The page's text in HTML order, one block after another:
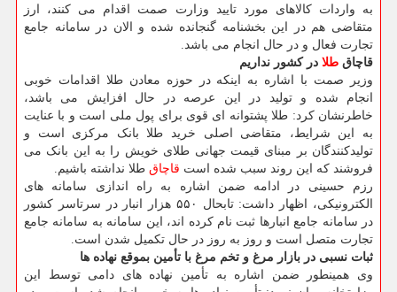
به واردات کالاهای مورد تایید وزارت صمت اقدام می کنند، ارز
متقاضی هم در این بخشنامه گنجانده شده و الان در سامانه جامع
تجارت فعال و در حال انجام می باشد.
قاچاق طلا در کشور نداریم
وزیر صمت با اشاره به اینکه در حوزه معادن طلا اقدامات خوبی
انجام شده و تولید در این عرصه در حال افزایش می باشد،
خاطرنشان کرد: طلا پشتوانه ای قوی برای پول ملی است و با عنایت
به این شرایط، متقاضی اصلی خرید طلا بانک مرکزی است و
تولیدکنندگان بر مبنای قیمت جهانی طلای خویش را به این بانک می
فروشند که این روند سبب شده است قاچاق طلا نداشته باشیم.
رزم حسینی در ادامه ضمن اشاره به راه اندازی سامانه های
الکترونیکی، اظهار داشت: تابحال ۵۵۰ هزار انبار در سرتاسر کشور
در سامانه جامع انبارها ثبت نام کرده اند، این سامانه به سامانه جامع
تجارت متصل است و روز به روز در حال تکمیل شدن است.
ثبات نسبی در بازار مرغ و تخم مرغ با تأمین بموقع نهاده ها
وی همینطور ضمن اشاره به تأمین نهاده های دامی توسط این